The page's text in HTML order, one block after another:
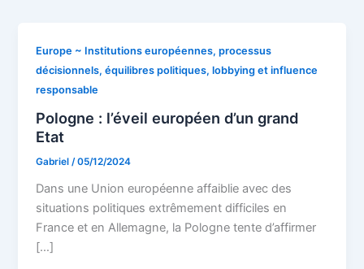
Europe ~ Institutions européennes, processus
décisionnels, équilibres politiques, lobbying et influence
responsable
Pologne : l’éveil européen d’un grand
Etat
Gabriel /05/12/2024
Dans une Union européenne affaiblie avec des
situations politiques extrêmement difficiles en
France et en Allemagne, la Pologne tente d’affirmer
[…]